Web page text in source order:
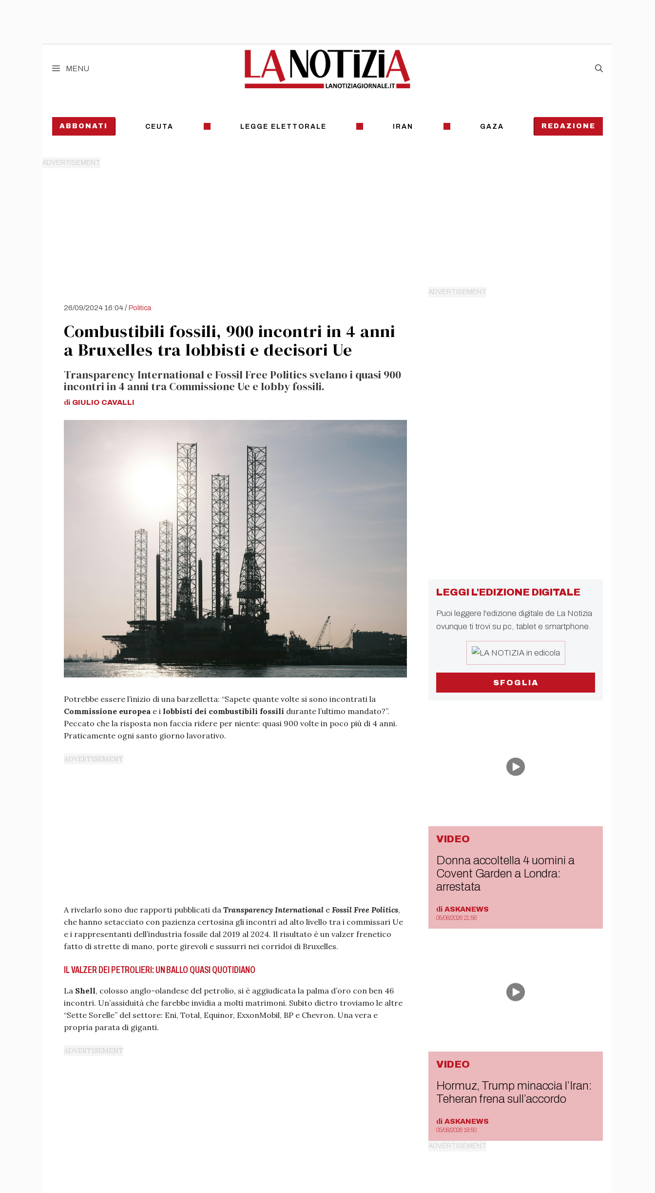
MENU
ABBONATI CEUTA LEGGE ELETTORALE IRAN GAZA REDAZIONE
26/09/2024 16:04/Politica
Combustibili fossili, 900 incontri in 4 anni
a Bruxelles tra lobbisti e decisori Ue
Transparency International e Fossil Free Politics svelano i quasi 900
incontri in 4 anni tra Commissione Ue e lobby fossili.
di GIULIO CAVALLI
Potrebbe essere l’inizio di una barzelletta: “Sapete quante volte si sono incontrati la
Commissione europea e i lobbisti dei combustibili fossili durante l’ultimo mandato?”.
Peccato che la risposta non faccia ridere per niente: quasi 900 volte in poco più di 4 anni.
Praticamente ogni santo giorno lavorativo.
A rivelarlo sono due rapporti pubblicati da Transparency International e Fossil Free Politics,
che hanno setacciato con pazienza certosina gli incontri ad alto livello tra i commissari Ue
e i rappresentanti dell’industria fossile dal 2019 al 2024. Il risultato è un valzer frenetico
fatto di strette di mano, porte girevoli e sussurri nei corridoi di Bruxelles.
IL VALZER DEI PETROLIERI: UN BALLO QUASI QUOTIDIANO
La Shell, colosso anglo-olandese del petrolio, si è aggiudicata la palma d’oro con ben 46
incontri. Un’assiduità che farebbe invidia a molti matrimoni. Subito dietro troviamo le altre
“Sette Sorelle” del settore: Eni, Total, Equinor, ExxonMobil, BP e Chevron. Una vera e
propria parata di giganti.
LEGGI L'EDIZIONE DIGITALE
Puoi leggere l'edizione digitale de La Notizia
ovunque ti trovi su pc, tablet e smartphone.
SFOGLIA
VIDEO
Donna accoltella 4 uomini a
Covent Garden a Londra:
arrestata
di ASKANEWS
05/08/2026 21:56
VIDEO
Hormuz, Trump minaccia l’Iran:
Teheran frena sull’accordo
di ASKANEWS
05/08/2026 18:50